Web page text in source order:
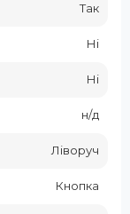
Так
Ні
Ні
н/д
Ліворуч
Кнопка